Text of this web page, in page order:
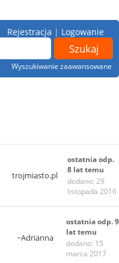
Wyszukiwanie zaawansowane
Rejestracja | Logowanie
trojmiasto.pl
ostatnia odp.
8 lat temu
dodano: 29
listopada 2016
~Adrianna
ostatnia odp. 9
lat temu
dodano: 15
marca 2017